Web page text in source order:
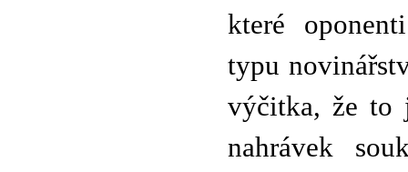
které
typu
výčitka, že to
nahrávek